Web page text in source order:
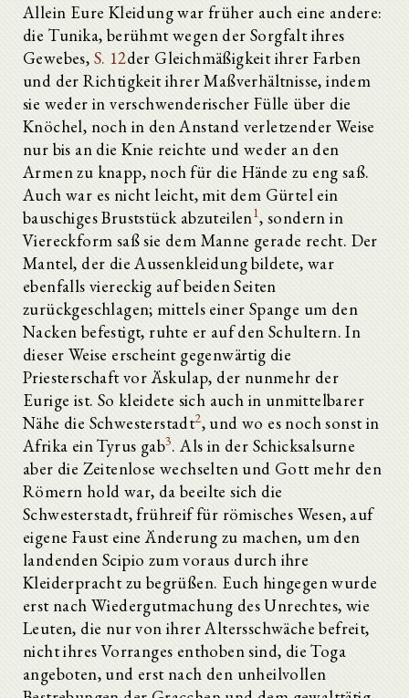
Allein Eure Kleidung war früher auch eine andere:
die Tunika, berühmt wegen der Sorgfalt ihres
Gewebes, S. 12der Gleichmäßigkeit ihrer Farben
und der Richtigkeit ihrer Maßverhältnisse, indem
sie weder in verschwenderischer Fülle über die
Knöchel, noch in den Anstand verletzender Weise
nur bis an die Knie reichte und weder an den
Armen zu knapp, noch für die Hände zu eng saß.
Auch war es nicht leicht, mit dem Gürtel ein
bauschiges Bruststück abzuteilen1, sondern in
Viereckform saß sie dem Manne gerade recht. Der
Mantel, der die Aussenkleidung bildete, war
ebenfalls viereckig auf beiden Seiten
zurückgeschlagen; mittels einer Spange um den
Nacken befestigt, ruhte er auf den Schultern. In
dieser Weise erscheint gegenwärtig die
Priesterschaft vor Äskulap, der nunmehr der
Eurige ist. So kleidete sich auch in unmittelbarer
Nähe die Schwesterstadt2, und wo es noch sonst in
Afrika ein Tyrus gab3. Als in der Schicksalsurne
aber die Zeitenlose wechselten und Gott mehr den
Römern hold war, da beeilte sich die
Schwesterstadt, frühreif für römisches Wesen, auf
eigene Faust eine Änderung zu machen, um den
landenden Scipio zum voraus durch ihre
Kleiderpracht zu begrüßen. Euch hingegen wurde
erst nach Wiedergutmachung des Unrechtes, wie
Leuten, die nur von ihrer Altersschwäche befreit,
nicht ihres Vorranges enthoben sind, die Toga
angeboten, und erst nach den unheilvollen